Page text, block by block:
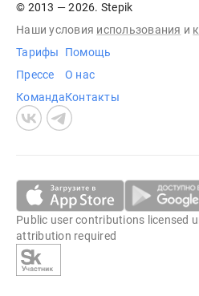
© 2013 — 2026. Stepik
Наши условия использования и
Тарифы
Прессе
Команда
Помощь
О нас
Контакты
Public user contributions licensed
attribution required